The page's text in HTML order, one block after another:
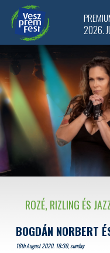
ROZÉ, RIZLING ÉS
BOGDÁN NORBERT
16th August 2020. 18:30, sunday
2026.